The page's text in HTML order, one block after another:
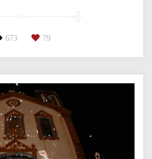
673 79